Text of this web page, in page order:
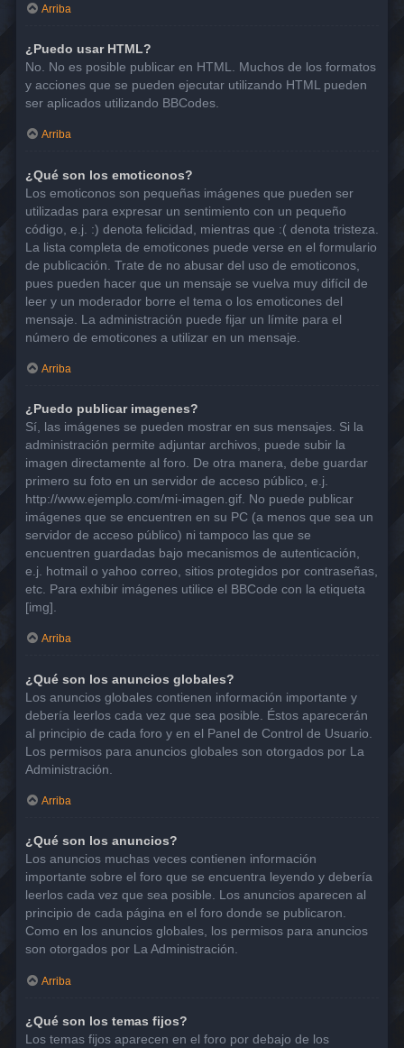
Arriba
¿Puedo usar HTML?
No. No es posible publicar en HTML. Muchos de los formatos
y acciones que se pueden ejecutar utilizando HTML pueden
ser aplicados utilizando BBCodes.
Arriba
¿Qué son los emoticonos?
Los emoticonos son pequeñas imágenes que pueden ser
utilizadas para expresar un sentimiento con un pequeño
código, e.j. :) denota felicidad, mientras que :( denota tristeza.
La lista completa de emoticones puede verse en el formulario
de publicación. Trate de no abusar del uso de emoticonos,
pues pueden hacer que un mensaje se vuelva muy difícil de
leer y un moderador borre el tema o los emoticones del
mensaje. La administración puede fijar un límite para el
número de emoticones a utilizar en un mensaje.
Arriba
¿Puedo publicar imagenes?
Sí, las imágenes se pueden mostrar en sus mensajes. Si la
administración permite adjuntar archivos, puede subir la
imagen directamente al foro. De otra manera, debe guardar
primero su foto en un servidor de acceso público, e.j.
http://www.ejemplo.com/mi-imagen.gif. No puede publicar
imágenes que se encuentren en su PC (a menos que sea un
servidor de acceso público) ni tampoco las que se
encuentren guardadas bajo mecanismos de autenticación,
e.j. hotmail o yahoo correo, sitios protegidos por contraseñas,
etc. Para exhibir imágenes utilice el BBCode con la etiqueta
[img].
Arriba
¿Qué son los anuncios globales?
Los anuncios globales contienen información importante y
debería leerlos cada vez que sea posible. Éstos aparecerán
al principio de cada foro y en el Panel de Control de Usuario.
Los permisos para anuncios globales son otorgados por La
Administración.
Arriba
¿Qué son los anuncios?
Los anuncios muchas veces contienen información
importante sobre el foro que se encuentra leyendo y debería
leerlos cada vez que sea posible. Los anuncios aparecen al
principio de cada página en el foro donde se publicaron.
Como en los anuncios globales, los permisos para anuncios
son otorgados por La Administración.
Arriba
¿Qué son los temas fijos?
Los temas fijos aparecen en el foro por debajo de los